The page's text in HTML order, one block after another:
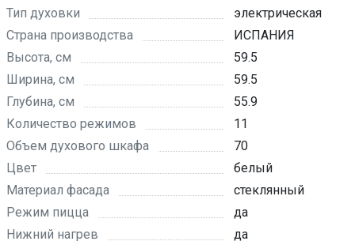
Тип духовки
электрическая
Страна производства
ИСПАНИЯ
Высота, см
59.5
Ширина, см
59.5
Глубина, см
55.9
Количество режимов
11
Объем духового шкафа
70
Цвет
белый
Материал фасада
стеклянный
Режим пицца
да
Нижний нагрев
да